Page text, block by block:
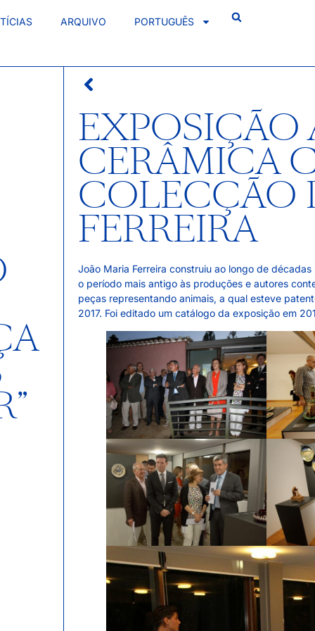
ARQUIVO PORTUGUÊS
CERÂMICA
COLECÇÃO
FERREIRA
João Maria Ferreira construiu ao longo de
o período mais antigo às produções e autores
peças representando animais, a qual esteve
2017. Foi editado um catálogo da exposição em